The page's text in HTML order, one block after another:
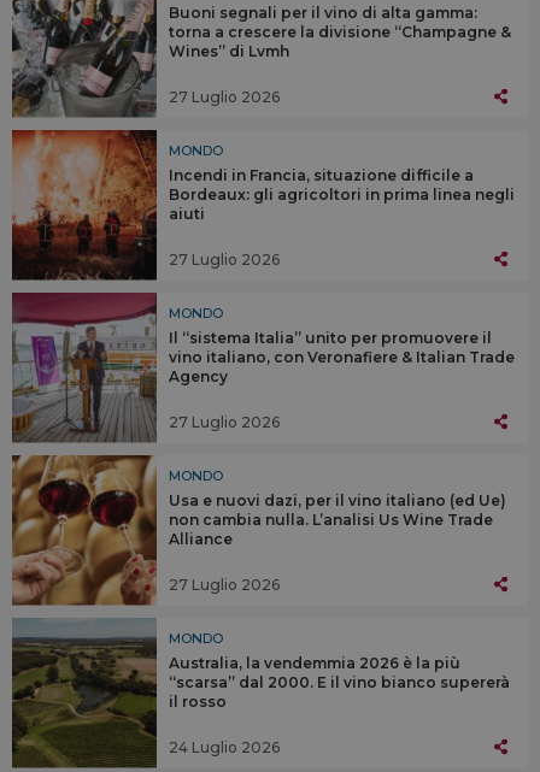
Buoni segnali per il vino di alta gamma:
torna a crescere la divisione “Champagne &
Wines” di Lvmh
27 Luglio 2026
MONDO
Incendi in Francia, situazione difficile a
Bordeaux: gli agricoltori in prima linea negli
aiuti
27 Luglio 2026
MONDO
Il “sistema Italia” unito per promuovere il
vino italiano, con Veronafiere & Italian Trade
Agency
27 Luglio 2026
MONDO
Usa e nuovi dazi, per il vino italiano (ed Ue)
non cambia nulla. L’analisi Us Wine Trade
Alliance
27 Luglio 2026
MONDO
Australia, la vendemmia 2026 è la più
“scarsa” dal 2000. E il vino bianco supererà
il rosso
24 Luglio 2026